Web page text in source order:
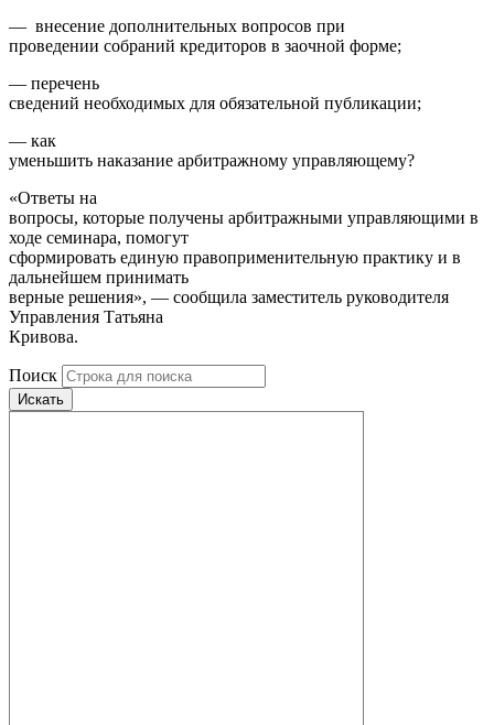
— внесение дополнительных вопросов при
проведении собраний кредиторов в заочной форме;
— перечень
сведений необходимых для обязательной публикации;
— как
уменьшить наказание арбитражному управляющему?
«Ответы на
вопросы, которые получены арбитражными управляющими в
ходе семинара, помогут
сформировать единую правоприменительную практику и в
дальнейшем принимать
верные решения», — сообщила заместитель руководителя
Управления Татьяна
Кривова.
Поиск
Искать